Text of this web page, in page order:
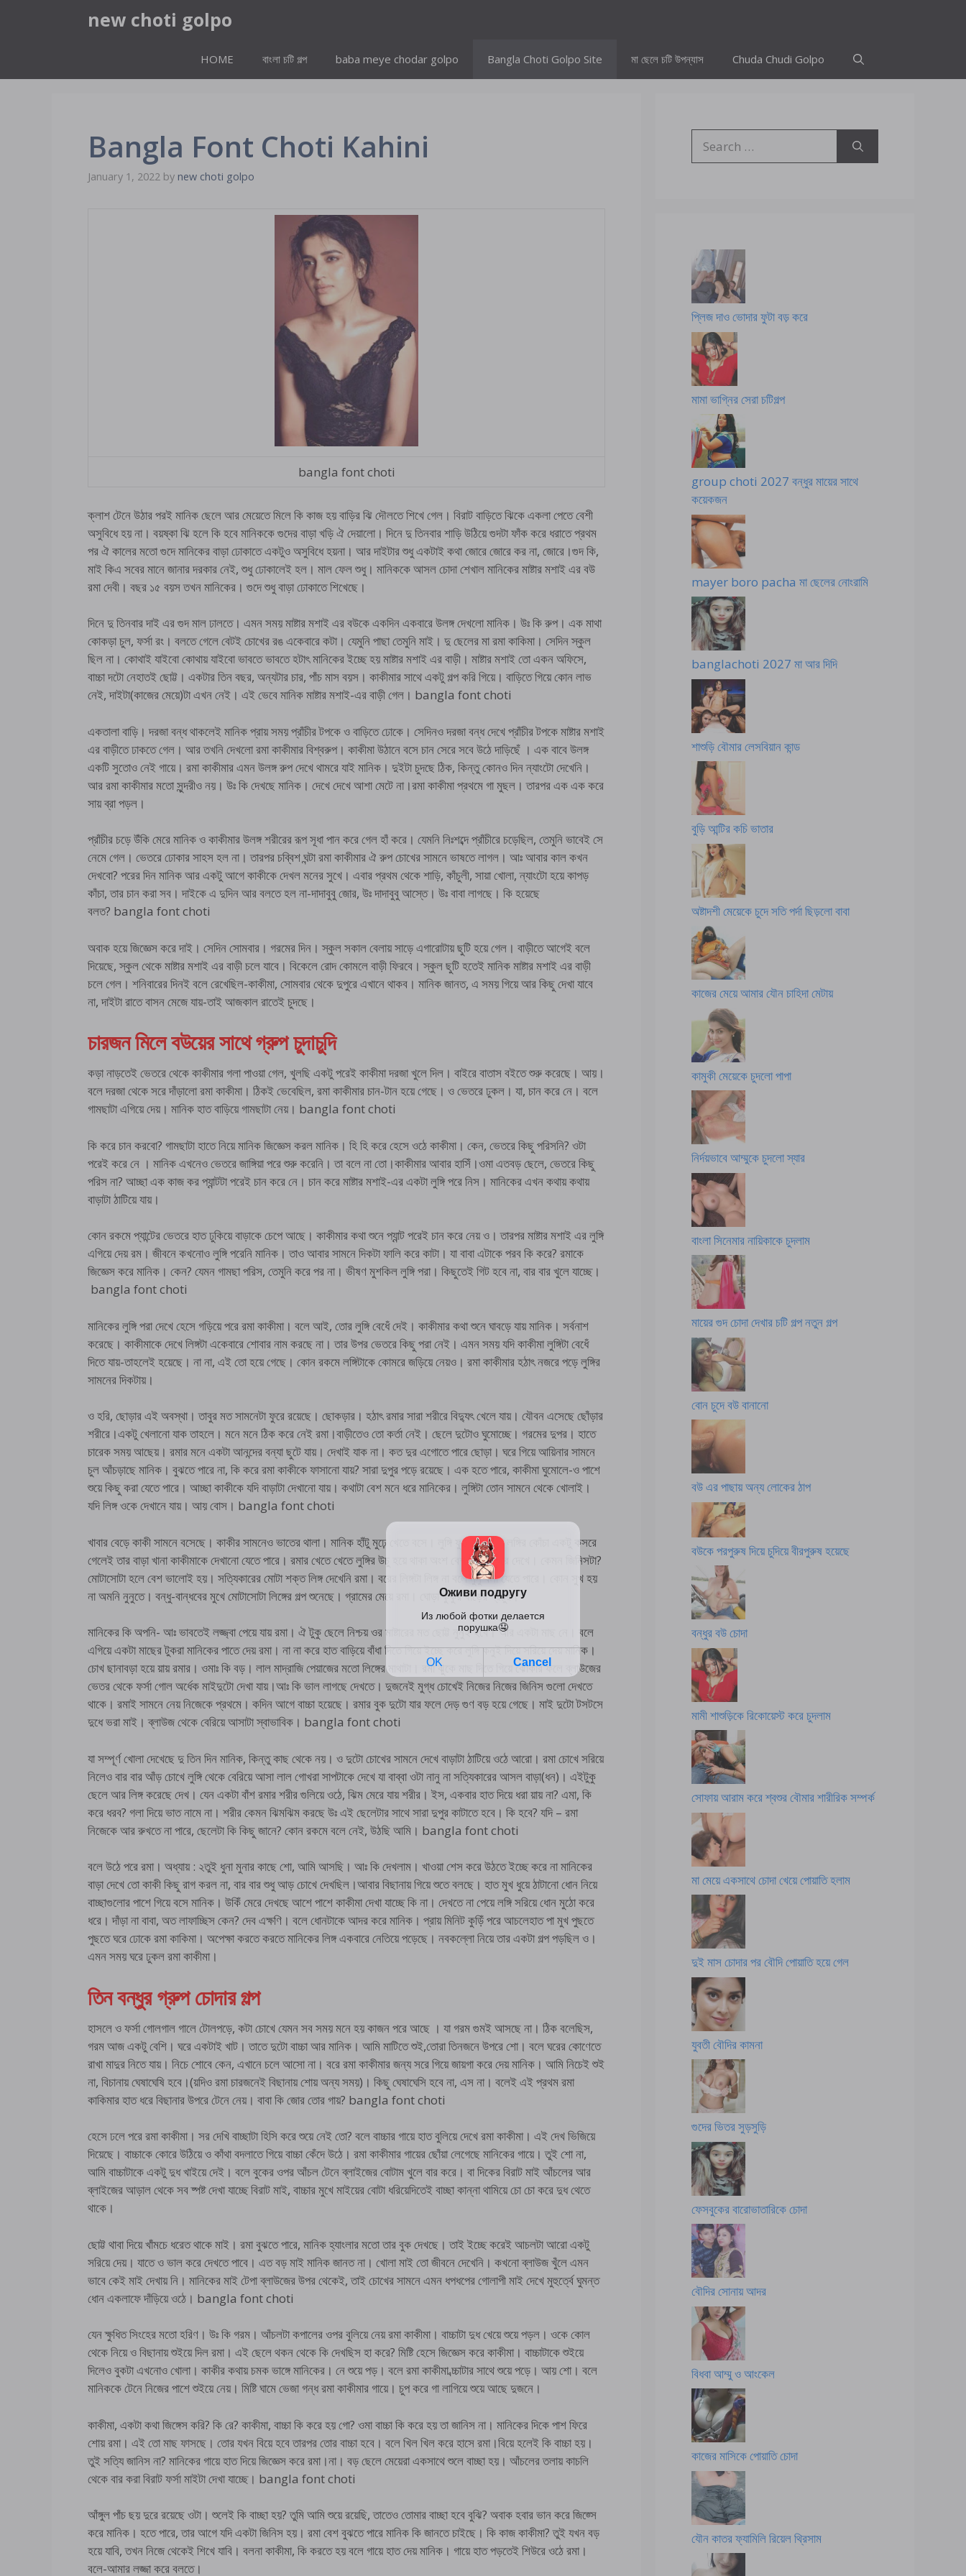
new choti golpo
HOME বাংলা চটি গল্প baba meye chodar golpo Bangla Choti Golpo Site মা ছেলে চটি উপন্যাস Chuda Chudi Golpo
Bangla Font Choti Kahini
January 1, 2022 by new choti golpo
bangla font choti
ক্লাশ টেনে উঠার পরই মানিক ছেলে আর মেয়েতে মিলে কি কাজ হয় বাড়ির ঝি দৌলতে শিখে গেল। বিরাট বাড়িতে ঝিকে একলা পেতে বেশী
অসুবিধে হয় না। বয়ষ্কা ঝি হলে কি হবে মানিককে গুদের বাড়া খড়ি ঐ দেয়ালো। দিনে দু তিনবার শাড়ি উঠিয়ে গুদটা ফাঁক করে ধরাতে প্রথম
পর ঐ কালের মতো গুদে মানিকের বাড়া ঢোকাতে একটুও অসুবিধে হয়না। আর দাইটার শুধু একটাই কথা জোরে জোরে কর না, জোরে।গুদ কি,
মাই কিএ সবের মানে জানার দরকার নেই, শুধু ঢোকালেই হল। মাল ফেল শুধু। মানিককে আসল চোদা শেখাল মানিকের মাষ্টার মশাই এর বউ
রমা দেবী। বছর ১৫ বয়স তখন মানিকের। গুদে শুধু বাড়া ঢোকাতে শিখেছে।
দিনে দু তিনবার দাই এর গুদ মাল ঢালতে। এমন সময় মাষ্টার মশাই এর বউকে একদিন একবারে উলঙ্গ দেখলো মানিক। উঃ কি রুপ। এক মাথা
কোকড়া চুল, ফর্সা রং। বলতে গেলে বেটই চোখের রঙ একেবারে কটা। যেমুনি পাছা তেমুনি মাই। দু ছেলের মা রমা কাকিমা। সেদিন স্কুল
ছিল না। কোথাই যাইবো কোথায় যাইবো ভাবতে ভাবতে হটাৎ মানিকের ইচ্ছে হয় মাষ্টার মশাই এর বাড়ী। মাষ্টার মশাই তো একন অফিসে,
বাচ্চা দটো নেহাতই ছোট্ট। একটার তিন বছর, অন্যটার চার, পাঁচ মাস বয়স। কাকীমার সাথে একটু গল্প করি গিয়ে। বাড়িতে গিয়ে কোন লাভ
নেই, দাইটা(কাজের মেয়ে)টা এখন নেই। এই ভেবে মানিক মাষ্টার মশাই-এর বাড়ী গেল। bangla font choti
একতালা বাড়ি। দরজা বন্ধ থাকলেই মানিক প্রায় সময় প্রাঁচীর টপকে ও বাড়িতে ঢোকে। সেদিনও দরজা বন্ধ দেখে প্রাঁচীর টপকে মাষ্টার মশাই
এর বাড়ীতে ঢাকতে গেল। আর তখনি দেখলো রমা কাকীমার বিশ্বরুপ। কাকীমা উঠানে বসে চান সেরে সবে উঠে দাড়িছেঁ । এক বাবে উলঙ্গ
একটি সুতোও নেই গায়ে। রমা কাকীমার এমন উলঙ্গ রুপ দেখে থামরে যাই মানিক। দুইটা চুদছে ঠিক, কিন্তু কোনও দিন ন্যাংটো দেখেনি।
আর রমা কাকীমার মতো সুন্দরীও নয়। উঃ কি দেখছে মানিক। দেখে দেখে আশা মেটে না।রমা কাকীমা প্রথমে গা মুছল। তারপর এক এক করে
সায় ব্রা পড়ল।
প্রাঁচীর চড়ে উঁকি মেরে মানিক ও কাকীমার উলঙ্গ শরীরের রূপ সূধা পান করে গেল হাঁ করে। যেমনি নিঃশব্দে প্রাঁচীরে চড়েছিল, তেমুনি ভাবেই সে
নেমে গেল। ভেতরে ঢোকার সাহস হল না। তারপর চব্বিশ ঘন্টা রমা কাকীমার ঐ রুপ চোখের সামনে ভাষতে লাগল। আঃ আবার কাল কখন
দেখবো? পরের দিন মানিক আর একটু আগে কাকীকে দেখল মনের সুখে। এবার প্রথম থেকে শাড়ি, কাঁচুলী, সায়া খোলা, ন্যাংটো হয়ে কাপড়
কাঁচা, তার চান করা সব। দাইকে এ দুদিন আর বলতে হল না-দাদাবুবু জোর, উঃ দাদাবুবু আস্তে। উঃ বাবা লাগছে। কি হয়েছে
বলত? bangla font choti
অবাক হয়ে জিজ্ঞেস করে দাই। সেদিন সোমবার। গরমের দিন। স্কুল সকাল বেলায় সাড়ে এগারোটায় ছুটি হয়ে গেল। বাড়ীতে আগেই বলে
দিয়েছে, স্কুল থেকে মাষ্টার মশাই এর বাড়ী চলে যাবে। বিকেলে রোদ কোমলে বাড়ী ফিরবে। স্কুল ছুটি হতেই মানিক মাষ্টার মশাই এর বাড়ী
চলে গেল। শনিবারের দিনই বলে রেখেছিল-কাকীমা, সোমবার থেকে দুপুরে এখানে থাকব। মানিক জানত, এ সময় গিয়ে আর কিছু দেখা যাবে
না, দাইটা রাতে বাসন মেজে যায়-তাই আজকাল রাতেই চুদছে।
চারজন মিলে বউয়ের সাথে গ্রুপ চুদাচুদি
কড়া নাড়তেই ভেতরে থেকে কাকীমার গলা পাওয়া গেল, খুলছি একটু পরেই কাকীমা দরজা খুলে দিল। বাইরে বাতাস বইতে শুরু করেছে। আয়।
বলে দরজা থেকে সরে দাঁড়ালো রমা কাকীমা। ঠিকই ভেবেছিল, রমা কাকীমার চান-টান হয়ে গেছে। ও ভেতরে ঢুকল। যা, চান করে নে। বলে
গামছাটা এগিয়ে দেয়। মানিক হাত বাড়িয়ে গামছাটা নেয়। bangla font choti
কি করে চান করবো? গামছাটা হাতে নিয়ে মানিক জিজ্ঞেস করল মানিক। হি হি করে হেসে ওঠে কাকীমা। কেন, ভেতরে কিছু পরিসনি? ওটা
পরেই করে নে । মানিক এখনেও ভেতরে জাঙ্গিয়া পরে শুরু করেনি। তা বলে না তো।কাকীমার আবার হাসিঁ।ওমা এতবড় ছেলে, ভেতরে কিছু
পরিস না? আচ্ছা এক কাজ কর প্যান্টটা পরেই চান করে নে। চান করে মাষ্টার মশাই-এর একটা লুঙ্গি পরে নিস। মানিকের এখন কথায় কথায়
বাড়াটা ঠাটিয়ে যায়।
কোন রকমে প্যান্টের ভেতরে হাত ঢুকিয়ে বাড়াকে চেপে আছে। কাকীমার কথা শুনে প্যান্ট পরেই চান করে নেয় ও। তারপর মাষ্টার মশাই এর লুঙ্গি
এগিয়ে দেয় রম। জীবনে কখনোও লুঙ্গি পরেনি মানিক। তাও আবার সামনে দিকটা ফালি করে কাটা। যা বাবা এটাকে পরব কি করে? রমাকে
জিজ্ঞেস করে মানিক। কেন? যেমন গামছা পরিস, তেমুনি করে পর না। ভীষণ মুশকিল লুঙ্গি পরা। কিছুতেই গিট হবে না, বার বার খুলে যাচ্ছে।
bangla font choti
মানিকের লুঙ্গি পরা দেখে হেসে গড়িয়ে পরে রমা কাকীমা। বলে আই, তোর লুঙ্গি বেধেঁ দেই। কাকীমার কথা শুনে ঘাবড়ে যায় মানিক। সর্বনাশ
করেছে। কাকীমাকে দেখে লিঙ্গটা একেবারে শোবার নাম করছে না। তার উপর ভেতরে কিছু পরা নেই। এমন সময় যদি কাকীমা লুঙ্গিটা বেধেঁ
দিতে যায়-তাহলেই হয়েছে। না না, এই তো হয়ে গেছে। কোন রকমে লঙ্গিটাকে কোমরে জড়িয়ে নেয়ও। রমা কাকীমার হঠাৎ নজরে পড়ে লুঙ্গির
সামনের দিকটায়।
ও হরি, ছোড়ার এই অবস্থা। তাবুর মত সামনেটা ফুরে রয়েছে। ছোকড়ার। হঠাৎ রমার সারা শরীরে বিদ্যুৎ খেলে যায়। যৌবন এসেছে ছোঁড়ার
শরীরে।একটু খেলানো যাক তাহলে। মনে মনে ঠিক করে নেই রমা।বাড়ীতেও তো কর্তা নেই। ছেলে দুটোও ঘুমোচ্ছে। গরমের দুপর। হাতে
চারেক সময় আছেয়। রমার মনে একটা আনন্দের বন্যা ছুটে যায়। দেখাই যাক না। কত দুর এগোতে পারে ছোড়া। ঘরে গিয়ে আয়িনার সামনে
চুল আঁচড়াছে মানিক। বুঝতে পারে না, কি করে রমা কাকীকে ফাসানো যায়? সারা দুপুর পড়ে রয়েছে। এক হতে পারে, কাকীমা ঘুমোলে-ও পাশে
শুয়ে কিছু করা যেতে পারে। আচ্ছা কাকীকে যদি বাড়াটা দেখানো যায়। কথাটা বেশ মনে ধরে মানিকের। লুঙ্গিটা তোন সামনে থেকে খোলাই।
যদি লিঙ্গ ওকে দেখানে যায়। আয় বোস। bangla font choti
খাবার বেড়ে কাকী সামনে বসেছে। কাকীর সামনেও ভাতের থালা। মানিক হাঁটু মুঢ়ে খেতে বসে। লুঙ্গি ফুলে রয়েছে।লঙ্গির কোঁচা একটু কসরে
গেলেই তার বাড়া খানা কাকীমাকে দেখানো যেতে পারে। রমার খেতে খেতে লুঙ্গির উচু হয়ে থাকা অংশ বেশ ভালো করে দেখে। কেমন জিনিসটা?
মোটাসোটা হলে বেশ ভালোই হয়। সত্যিকারের মোটা শক্ত লিঙ্গ দেখেনি রমা। বরের লিঙ্গটা লিঙ্গ না বলে নুনু বলা যেতে পারে। কোন সুখ হয়
না অমনি নুনুতে। বন্ধু-বান্ধবের মুখে মোটাসোটা লিঙ্গের গল্প শুনেছে। গ্রামের মেয়ে রমা। ঘোড়া কুকুর ষাঁড়ের প্রচুর।
মানিকের কি অপনি- আঃ ভাবতেই লজ্জ্বা পেয়ে যায় রমা। ঐ টুকু ছেলে নিশ্চয় ওর মাষ্টারের মত ছোট্ট নুনুই হবে। আর একটা মাছ নে। বলে
এগিয়ে একটা মাছের টুকরা মানিকের পাতে দেয় রমা। না না করে হাত বাড়িয়ে বাঁধা দিতে গিয়ে ইচ্ছে করে লুঙ্গি কনুই দিয়ে সরিয়ে দেয় মানিক।
চোখ ছানাবড়া হয়ে য়ায় রমার। ওমাঃ কি বড়। লাল মাদ্রাজি পেয়াজের মতো লিঙ্গের মাথাটা। রমা ঝুকে মাছ দিতে গিয়ে ঝোকার ফলে ব্লাউজের
ভেতর থেকে ফর্সা গোল অর্ধেক মাইদুটো দেখা যায়।আঃ কি ভাল লাগছে দেখতে। দুজনেই মুগ্ধ চোখেই নিজের নিজের জিনিস গুলো দেখতে
থাকে। রমাই সামনে নেয় নিজেকে প্রথমে। কদিন আগে বাচ্চা হয়েছে। রমার বুক দুটো যার ফলে দেড় গুণ বড় হয়ে গেছে। মাই দুটো টসটসে
দুধে ভরা মাই। ব্লাউজ থেকে বেরিয়ে আসাটা স্বাভাবিক। bangla font choti
যা সম্পূর্ণ খোলা দেখেছে দু তিন দিন মানিক, কিন্তু কাছ থেকে নয়। ও দুটো চোখের সামনে দেখে বাড়াটা ঠাটিয়ে ওঠে আরো। রমা চোখে সরিয়ে
নিলেও বার বার আঁড় চোখে লুঙ্গি থেকে বেরিয়ে আসা লাল গোখরা সাপটাকে দেখে যা বাব্বা ওটা নানু না সত্যিকারের আসল বাড়া(ধন)। এইটুকু
ছেলে আর লিঙ্গ করেছে দেখ। যেন একটা বাঁশ রমার শরীর গুলিয়ে ওঠে, ঝিম মেরে যায় শরীর। ইস, একবার হাত দিয়ে ধরা য়ায় না? এমা, কি
করে ধরব? গলা দিয়ে ভাত নামে না। শরীর কেমন ঝিমঝিম করছে উঃ এই ছেলেটার সাথে সারা দুপুর কাটাতে হবে। কি হবে? যদি – রমা
নিজেকে আর রুখতে না পারে, ছেলেটা কি কিছু জানে? কোন রকমে বলে নেই, উঠছি আমি। bangla font choti
বলে উঠে পরে রমা। অধ্যায় : ২তুই ধুনা মুনার কাছে শো, আমি আসছি। আঃ কি দেখলাম। খাওয়া শেস করে উঠতে ইচ্ছে করে না মানিকের
বাড়া দেখে তো কাকী কিছু রাগ করল না, বার বার শুধু আড় চোখে দেখছিল।আবার বিছানায় গিয়ে শুতে বলছে। হাত মুখ ধুয়ে ঠাটানো ধোন নিয়ে
বাচ্ছাগুলোর পাশে গিয়ে বসে মানিক। উকিঁ মেরে দেখছে আশে পাশে কাকীমা দেখা যাচ্ছে কি না। দেখতে না পেয়ে লঙ্গি সরিয়ে ধোন মুঠো করে
ধরে। দাঁড়া না বাবা, অত লাফাচ্ছিস কেন? দেব এক্ষণি। বলে ধোনটাকে আদর করে মানিক। প্রায় মিনিট কুড়িঁ পরে আচলেহাত পা মুখ পুছতে
পুছতে ঘরে ঢোকে রমা কাকিমা। অপেক্ষা করতে করতে মানিকের লিঙ্গ একবারে নেতিয়ে পড়েছে। নবকল্লো নিয়ে তার একটা গল্প পড়ছিল ও।
এমন সময় ঘরে ঢুকল রমা কাকীমা।
তিন বন্ধুর গ্রুপ চোদার গল্প
হাসলে ও ফর্সা গোলগাল গালে টোলপড়ে, কটা চোখে যেমন সব সময় মনে হয় কাজন পরে আছে । যা গরম গুমই আসছে না। ঠিক বলেছিস,
গরম আজ একটু বেশি। ঘরে একটাই খাট। তাতে দুটো বাচ্চা আর মানিক। আমি মাটিতে শুই,তোরা তিনজনে উপরে শো। বলে ঘরের কোণেতে
রাখা মাদুর নিতে যায়। নিচে শোবে কেন, এখানে চলে আসো না। বরে রমা কাকীমার জন্য সরে গিয়ে জায়গা করে দেয় মানিক। আমি নিচেই শুই
না, বিচানায় ঘেষাঘেষি হবে।(য়দিও রমা চারজনেই বিছানায় শোয় অন্য সময়)। কিছু ঘেষাঘেসি হবে না, এস না। বলেই এই প্রথম রমা
কাকিমার হাত ধরে বিছানার উপরে টেনে নেয়। বাবা কি জোর তোর গায়? bangla font choti
হেসে ঢলে পরে রমা কাকীমা। সর দেখি বাচ্ছাটা হিসি করে শুয়ে নেই তো? বলে বাচ্চার গায়ে হাত বুলিয়ে দেখে রমা কাকীমা। এই দেখ ভিজিয়ে
দিয়েছে। বাচ্চাকে কোরে উঠিয়ে ও কাঁথা বদলাতে গিয়ে বাচ্চা কেঁদে উঠে। রমা কাকীমার গায়ের ছোঁয়া লেগেছে মানিকের গায়ে। তুই শো না,
আমি বাচ্চাটাকে একটু দুধ খাইয়ে দেই। বলে বুকের ওপর আঁচল টেনে ব্লাইজের বোটাম খুলে বার করে। বা দিকের বিরাট মাই আঁচলের আর
ব্লাইজের আড়াল থেকে সব ষ্পষ্ট দেখা যাচ্ছে বিরাট মাই, বাচ্চার মুখে মাইয়ের বোটা ধরিয়েদিতেই বাচ্ছা কান্না থামিয়ে চো চো করে দুধ থেতে
থাকে।
ছোট্ট থাবা দিয়ে খাঁমচে ধরেত থাকে মাই। রমা বুঝতে পারে, মানিক হ্যাংলার মতো তার বুক দেখছে। তাই ইচ্ছে করেই আচলটা আরো একটু
সরিয়ে দেয়। যাতে ও ভাল করে দেখতে পাবে। এত বড় মাই মানিক জানত না। খোলা মাই তো জীবনে দেখেনি। কখনো ব্লাউজ খুঁলে এমন
ভাবে কেই মাই দেখায় নি। মানিকের মাই টেপা ব্লাউজের উপর থেকেই, তাই চোখের সামনে এমন ধপধপের গোলাপী মাই দেখে মুহুর্ত্বে ঘুমন্ত
ধোন একলাফে দাঁড়িয়ে ওঠে। bangla font choti
যেন ক্ষুধিত সিংহের মতো হরিণ। উঃ কি গরম। আঁচলটা কপালের ওপর বুলিয়ে নেয় রমা কাকীমা। বাচ্চাটা দুধ খেয়ে শুয়ে পড়ল। ওকে কোল
থেকে নিয়ে ও বিছানায় শুইয়ে দিল রমা। এই ছেলে থকন থেকে কি দেখছিস হা করে? মিষ্টি হেসে জিজ্ঞেস করে কাকীমা। বাচ্চাটাকে শুইয়ে
দিলেও বুকটা এখনোও খোলা। কাকীর কথায় চমক ভাঙ্গে মানিকের। নে শুয়ে পড়। বলে রমা কাকীমা ব্চ্চাটার সাথে শুয়ে পড়ে। আয় শো। বলে
মানিককে টেনে নিজের পাশে শুইয়ে নেয়। মিষ্টি ঘামে ভেজা গন্ধ রমা কাকীমার গায়ে। চুপ করে গা লাগিয়ে শুয়ে আছে দুজনে।
কাকীমা, একটা কথা জিঙ্গেস করি? কি রে? কাকীমা, বাচ্চা কি করে হয় গো? ওমা বাচ্চা কি করে হয় তা জানিস না। মানিকের দিকে পাশ ফিরে
শোয় রমা। এই তো মাছ ফাসছে। তোর যখন বিয়ে হবে তারপর তোর বাচ্চা হবে। বলে খিল খিল করে হাসে রমা।বিয়ে হলেই কি বাচ্চা হয়।
তুই সত্যি জানিস না? মানিকের গায়ে হাত দিয়ে জিজ্ঞেস করে রমা।না। বড় ছেলে মেয়েরা একসাথে শুলে বাচ্ছা হয়। আঁচলের তলায় কাচলি
থেকে বার করা বিরাট ফর্সা মাইটা দেখা যাচ্ছে। bangla font choti
আঁঙ্গুল পাঁচ ছয় দুরে রয়েছে ওটা। শুলেই কি বাচ্ছা হয়? তুমি আমি শুয়ে রয়েছি, তাতেও তোমার বাচ্ছা হবে বুঝি? অবাক হবার ভান করে জিজ্সে
করে মানিক। হতে পারে, তার আগে যদি একটা জিনিস হয়। রমা বেশ বুঝতে পারে মানিক কি জানতে চাইছে। কি কাজ কাকীমা? তুই যখন বড়
হয়ে যাবি, তখন নিজে থেকেই শিখে যাবি। বলনা কাকীমা, কি করতে হয় বলে গায়ে হাত দেয় মানিক। গায়ে হাত পড়তেই শিউরে ওঠে রমা।
বলে-আমার লজ্জা করে বলতে।
for:
প্লিজ দাও ভোদার ফুটা বড় করে
মামা ভাগ্নির সেরা চটিগল্প
group choti 2027 বন্ধুর মায়ের সাথে
কয়েকজন
mayer boro pacha মা ছেলের নোংরামি
banglachoti 2027 মা আর দিদি
শাশুড়ি বৌমার লেসবিয়ান কান্ড
বুড়ি আন্টির কচি ভাতার
অষ্টাদশী মেয়েকে চুদে সতি পর্দা ছিড়লো বাবা
কাজের মেয়ে আমার যৌন চাহিদা মেটায়
কামুকী মেয়েকে চুদলো পাপা
নির্দয়ভাবে আম্মুকে চুদলো স্যার
বাংলা সিনেমার নায়িকাকে চুদলাম
মায়ের গুদ চোদা দেখার চটি গল্প নতুন গল্প
বোন চুদে বউ বানানো
বউ এর পাছায় অন্য লোকের ঠাপ
বউকে পরপুরুষ দিয়ে চুদিয়ে বীরপুরুষ হয়েছে
বন্ধুর বউ চোদা
মামী শাশুড়িকে রিকোয়েস্ট করে চুদলাম
সোফায় আরাম করে শ্বশুর বৌমার শারীরিক সম্পর্ক
মা মেয়ে একসাথে চোদা খেয়ে পোয়াতি হলাম
দুই মাস চোদার পর বৌদি পোয়াতি হয়ে গেল
যুবতী বৌদির কামনা
গুদের ভিতর সুড়সুড়ি
ফেসবুকের বারোভাতারিকে চোদা
বৌদির সোনায় আদর
বিধবা আম্মু ও আংকেল
কাজের মাসিকে পোয়াতি চোদা
যৌন কাতর ফ্যামিলি রিয়েল থ্রিসাম